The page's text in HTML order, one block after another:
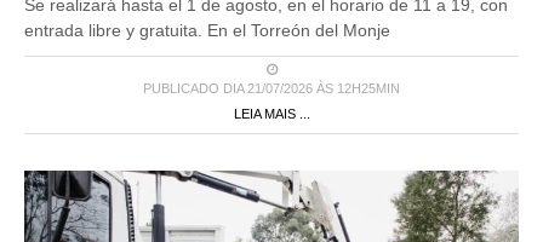
Se realizará hasta el 1 de agosto, en el horario de 11 a 19, con
entrada libre y gratuita. En el Torreón del Monje
PUBLICADO DIA 21/07/2026 ÀS 12H25MIN
LEIA MAIS ...